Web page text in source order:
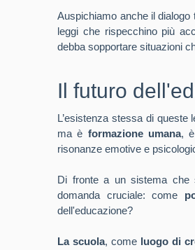
Auspichiamo anche il dialogo
leggi che rispecchino più
debba sopportare situazioni
Il futuro
L’esistenza stessa di queste
ma è formazione umana,
risonanze emotive e
Di fronte a un sistema che
domanda cruciale: come
dell'educazione?
La scuola, come luogo di